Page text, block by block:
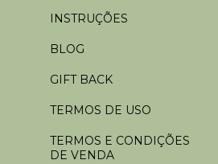
INSTRUÇÕES
BLOG
GIFT BACK
TERMOS DE USO
TERMOS E CONDIÇÕES
DE VENDA